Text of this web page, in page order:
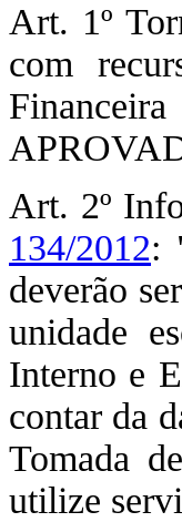
Art. 1º
com
Art. 2º
134/2012:
deverão
unidade
Interno e
contar da
Tomada
utilize